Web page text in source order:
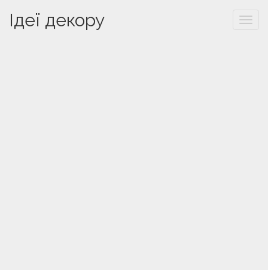
Ідеї декору